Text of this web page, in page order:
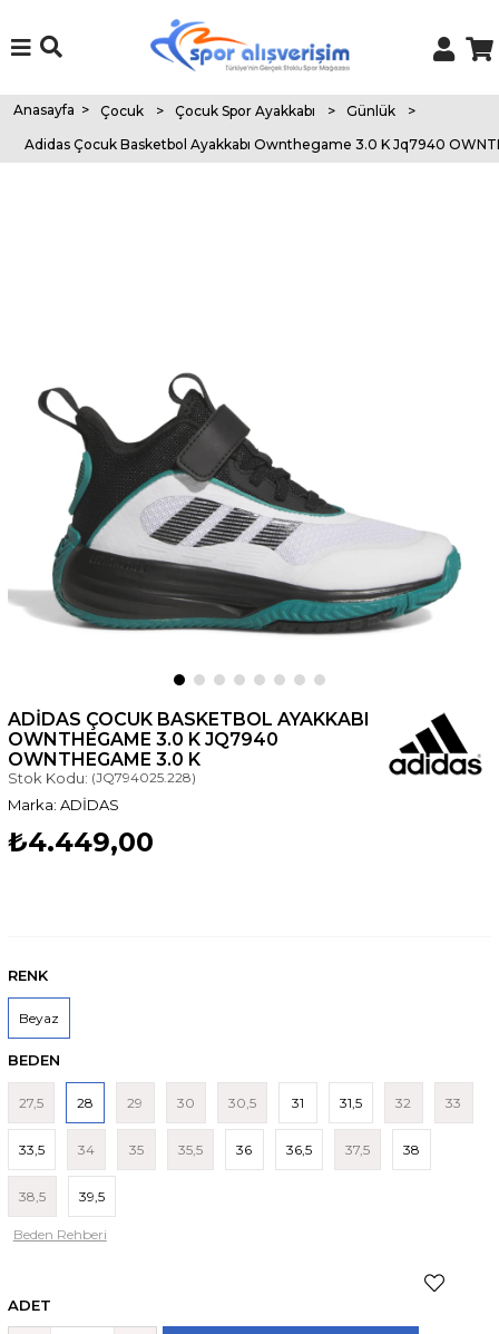
Anasayfa > Çocuk > Çocuk Spor Ayakkabı > Günlük
>
Adidas Çocuk Basketbol Ayakkabı Ownthegame 3.0 K Jq7940
ADIDAS ÇOCUK BASKETBOL AYAKKABI
OWNTHEGAME 3.0 K JQ7940
OWNTHEGAME 3.0 K
Stok Kodu: (JQ794025.228)
ADİDAS
₺4.449,00
RENK
Beyaz
BEDEN
27,5 28 29 30 30,5 31 31,5 32 33
33,5 34 35 35,5 36 36,5 37,5 38
38,5 39,5
Beden Rehberi
ADET